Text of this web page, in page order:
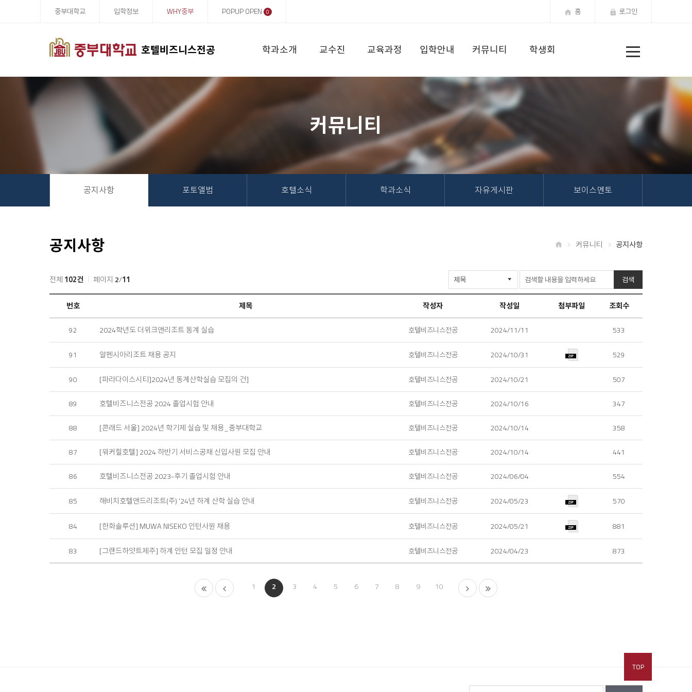
호텔비즈니스전공
뉴
중부대학교 입학정보 WHY중부 POPUP OPEN 0 홈 로그인
학과소개 교수진 교육과정 입학안내 커뮤니티 학생회
커뮤니티
공지사항 포토앨범 호텔소식 학과소식 자유게시판 보이스멘토
공지사항 커뮤니티 공지사항
사
검
색
검색
전체 102건 페이지 2/11
사
목
번호 제목 작성자 작성일 첨부파일 조회수
92 2024학년도 더위크앤리조트 동계 실습 호텔비즈니스전공 2024/11/11 533
91 알펜시아리조트 채용 공지 호텔비즈니스전공 2024/10/31 529
90 [파라다이스시티]2024년 동계산학실습 모집의 건] 호텔비즈니스전공 2024/10/21 507
89 호텔비즈니스전공 2024 졸업시험 안내 호텔비즈니스전공 2024/10/16 347
88 [콘래드 서울] 2024년 학기제 실습 및 채용_중부대학교 호텔비즈니스전공 2024/10/14 358
87 [워커힐호텔] 2024 하반기 서비스공채 신입사원 모집 안내 호텔비즈니스전공 2024/10/14 441
86 호텔비즈니스전공 2023-후기 졸업시험 안내 호텔비즈니스전공 2024/06/04 554
85 해비치호텔앤드리조트(주) '24년 하계 산학 실습 안내 호텔비즈니스전공 2024/05/23 570
84 [한화솔루션] MUWA NISEKO 인턴사원 채용 호텔비즈니스전공 2024/05/21 881
83 [그랜드하얏트제주] 하계 인턴 모집 일정 안내 호텔비즈니스전공 2024/04/23 873
1 2 3 4 5 6 7 8 9 10
TOP